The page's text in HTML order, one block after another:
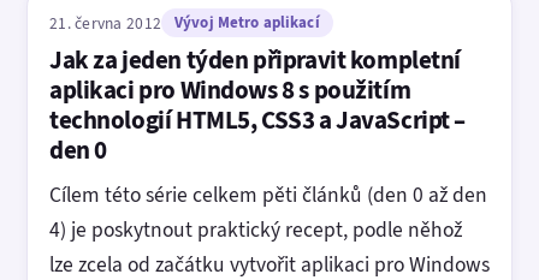
21. června 2012 Vývoj Metro aplikací
Jak za jeden týden připravit kompletní
aplikaci pro Windows 8 s použitím
technologií HTML5, CSS3 a JavaScript –
den 0
Cílem této série celkem pěti článků (den 0 až den
4) je poskytnout praktický recept, podle něhož
lze zcela od začátku vytvořit aplikaci pro Windows